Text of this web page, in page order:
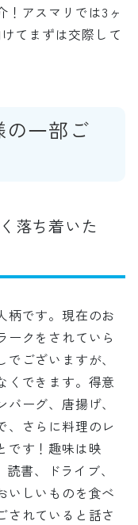
！アスマリでは3ヶ
てまずは交際して
の一部ご
落ち着いた
柄です。現在のお
ークをされていら
ございますが、
くできます。得意
ーグ、唐揚げ、
、さらに料理のレ
です！趣味は映
書、ドライブ、
いしいものを食べ
されていると話さ